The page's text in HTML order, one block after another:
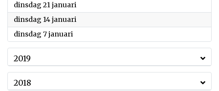
dinsdag 21 januari
dinsdag 14 januari
dinsdag 7 januari
2019
2018